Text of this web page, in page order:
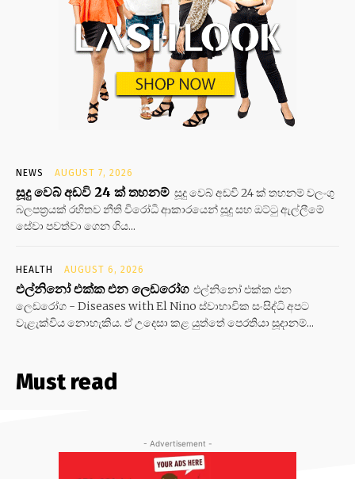
NEWS AUGUST 7, 2026
සූදු වෙබ් අඩවි 24 ක් තහනම් සූදු වෙබ් අඩවි 24 ක් තහනම් වලංගු
බලපත්‍රයක් රහිතව නීති විරෝධි ආකාරයෙන් සූදු සහ ඔට්ටු ඇල්ලීමේ
සේවා පවත්වා ගෙන ගිය...
HEALTH AUGUST 6, 2026
එල්නිනෝ එක්ක එන ලෙඩරෝග එල්නිනෝ එක්ක එන
ලෙඩරෝග - Diseases with El Nino ස්වාභාවික සංසිද්ධි අපට
වැළැක්විය නොහැකිය. ඒ උදෙසා කළ යුත්තේ පෙරතියා සූදානම්...
Must read
- Advertisement -